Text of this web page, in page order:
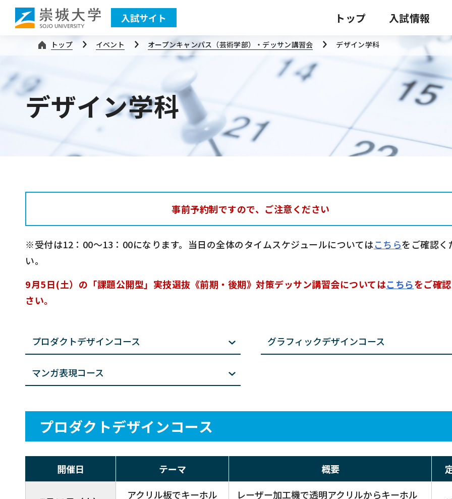
入試サイト トップ 入試情報
交通
トップ イベント オープンキャンパス（芸術学部）・デッサン講習会 デザイン学科
デザイン学科
事前予約制ですので、ご注意ください
※受付は12：00〜13：00になります。当日の全体のタイムスケジュールについてはこちらをご確認く
い。
9月5日(土）の「課題公開型」実技選抜《前期・後期》対策デッサン講習会についてはこちらをご確
さい。
プロダクトデザインコース グラフィックデザインコース
マンガ表現コース
プロダクトデザインコース
開催日 テーマ 概要
アクリル板でキーホル
レーザー加工機で透明アクリルからキーホル